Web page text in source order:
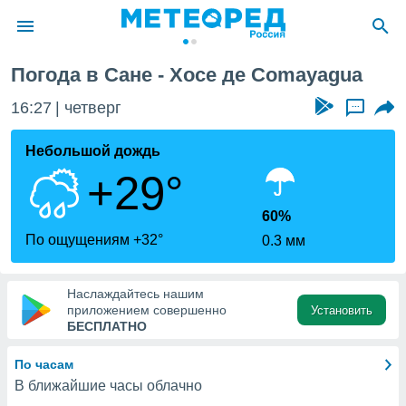
о
Вы можете
к этому
доступ
Погода в Сане - Хосе де Comayagua
16:27 четверг ...
Небольшой дождь
+29°
По ощущениям +32°
60%
0.3 мм
Наслаждайтесь нашим
приложением совершенно
БЕСПЛАТНО
Установить
По часам
В ближайшие часы облачно